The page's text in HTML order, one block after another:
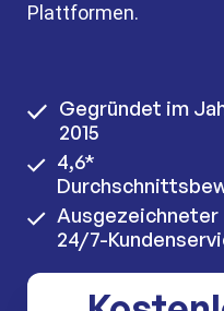
Plattformen.
Gegründet im
2015
4,6*
Ausgezeichneter
24/7-